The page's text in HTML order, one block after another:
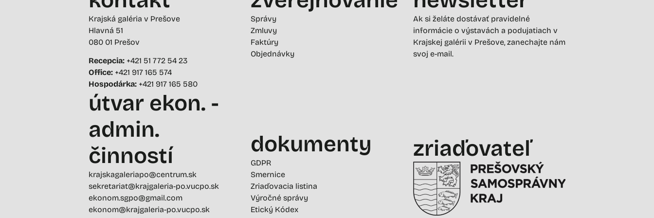
Krajská galéria v Prešove
Hlavná 51
080 01 Prešov
Recepcia: +421 51 772 54 23
Office: +421 917 165 574
Hospodárka: +421 917 165 580
útvar ekon. -
admin.
činností
krajskagaleriapo@centrum.sk
sekretariat@krajgaleria-po.vucpo.sk
ekonom.sgpo@gmail.com
ekonom@krajgaleria-po.vucpo.sk
Správy
Zmluvy
Faktúry
Objednávky
dokumenty
GDPR
Smernice
Zriaďovacia listina
Výročné správy
Etický Kódex
Ak si želáte dostávať pravidelné
informácie o výstavách a podujatiach v
Krajskej galérii v Prešove, zanechajte nám
svoj e-mail.
zriaďovateľ